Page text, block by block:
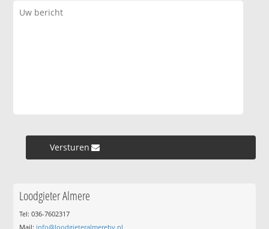
Versturen »
Loodgieter Almere
Tel: 036-7602317
Mail: info@loodgieteralmerebv.nl